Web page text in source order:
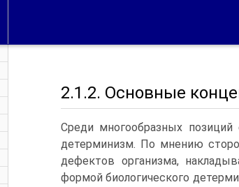
2.1.2. Основные
Среди многообразных
детерминизм. По мнению
дефектов организма,
формой биологического